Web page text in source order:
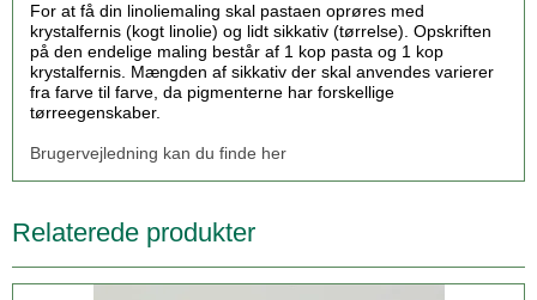
For at få din linoliemaling skal pastaen oprøres med
krystalfernis (kogt linolie) og lidt sikkativ (tørrelse). Opskriften
på den endelige maling består af 1 kop pasta og 1 kop
krystalfernis. Mængden af sikkativ der skal anvendes varierer
fra farve til farve, da pigmenterne har forskellige
tørreegenskaber.
Brugervejledning kan du finde her
Relaterede produkter